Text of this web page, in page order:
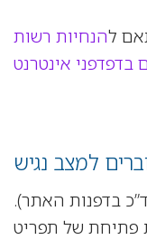
להנחיות רשות
בדפדפני אינטרנט
בדפנות האתר).
פתיחת של תפריט